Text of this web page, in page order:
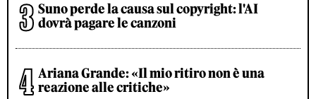
Suno perde la causa sul copyright: l'AI
dovrà pagare le canzoni
Ariana Grande: «Il mio ritiro non è una
reazione alle critiche»